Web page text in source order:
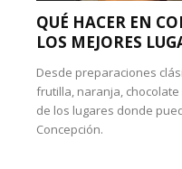
QUÉ HACER EN
LOS MEJORES
Desde preparaciones
frutilla, naranja,
de los lugares donde
Concepción.